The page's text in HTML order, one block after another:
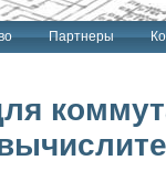
Партнеры